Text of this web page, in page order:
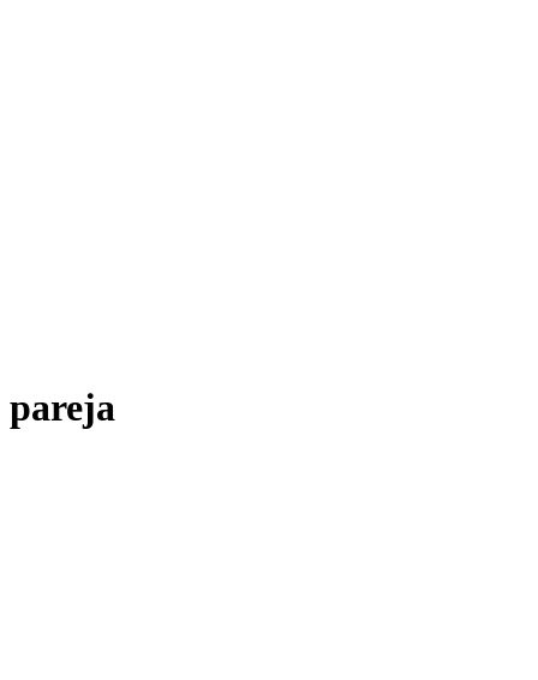
pareja